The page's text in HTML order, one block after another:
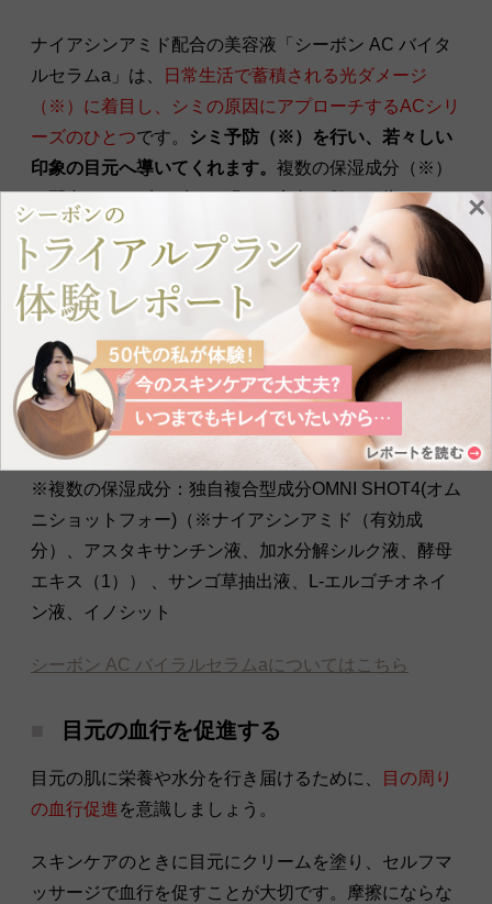
ナイアシンアミド配合の美容液「シーボン AC バイタ
ルセラムa」は、
日常生活で蓄積される光ダメージ
（※）に着目し、シミの原因にアプローチするACシリ
ーズのひとつです。
シミ予防（※）を行い、若々しい
印象の目元へ導いてくれます。 複数の保湿成分（※）
を配合し、みずみずしく明るい印象の肌を目指せま
コクのあるテクスチャーは、なめらかで肌にもすばや
くなじみます。うるおいを感じながらもベタつかず、
さらりとした肌触りを感じられるでしょう。
※光ダメージ：紫外線による、乾燥・シミ・シワなど
の肌ダメージ
※シミ予防：メラニンの生成を抑えること
※複数の保湿成分：独自複合型成分OMNI SHOT4(オム
ニショットフォー)（※ナイアシンアミド（有効成
分）、アスタキサンチン液、加水分解シルク液、酵母
エキス（1）） 、サンゴ草抽出液、L-エルゴチオネイ
ン液、イノシット
シーボン AC バイラルセラムaについてはこちら
目元の血行を促進する
目元の肌に栄養や水分を行き届けるために、
目の周り
の血行促進 を意識しましょう。
スキンケアのときに目元にクリームを塗り、セルフマ
ッサージで血行を促すことが大切です。摩擦にならな
×